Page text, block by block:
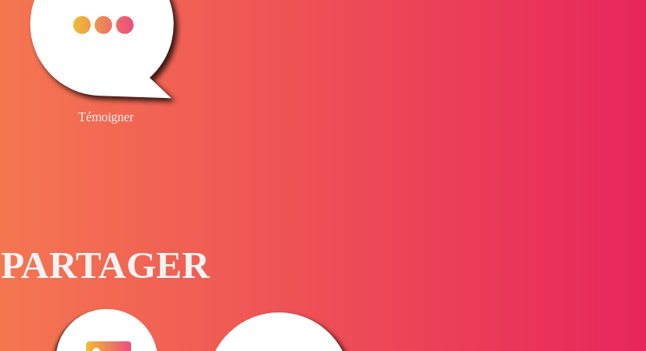
Témoigner
PARTAGER